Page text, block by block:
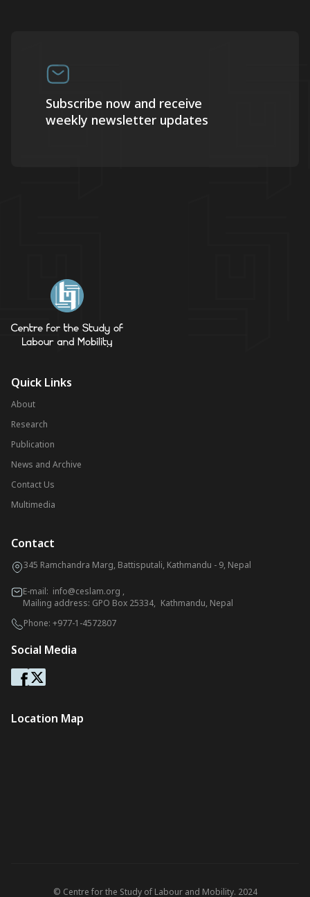
Subscribe now and receive
weekly newsletter updates
Quick Links
About
Research
Publication
News and Archive
Contact Us
Multimedia
Contact
345 Ramchandra Marg, Battisputali, Kathmandu - 9, Nepal
E-mail: info@ceslam.org ,
Mailing address: GPO Box 25334, Kathmandu, Nepal
Phone: +977-1-4572807
Social Media
Location Map
© Centre for the Study of Labour and Mobility. 2024